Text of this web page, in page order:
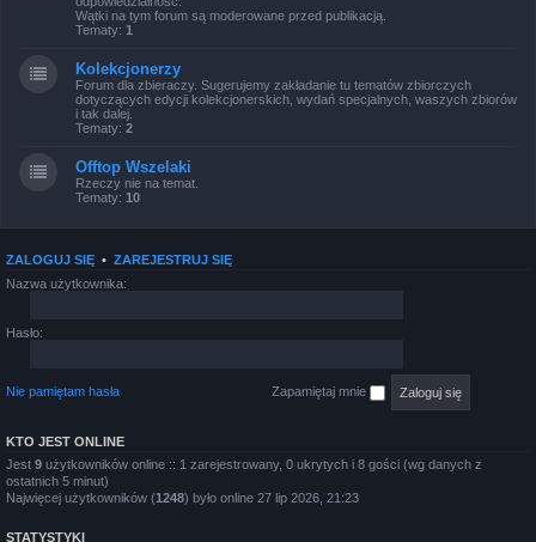
Wątki na tym forum są moderowane przed publikacją.
Tematy: 1
Kolekcjonerzy
Forum dla zbieraczy. Sugerujemy zakładanie tu tematów zbiorczych
dotyczących edycji kolekcjonerskich, wydań specjalnych, waszych zbiorów
i tak dalej.
Tematy: 2
Offtop Wszelaki
Rzeczy nie na temat.
Tematy: 10
ZALOGUJ SIĘ • ZAREJESTRUJ SIĘ
Nazwa użytkownika:
Hasło:
Nie pamiętam hasła Zapamiętaj mnie
KTO JEST ONLINE
Jest 9 użytkowników online :: 1 zarejestrowany, 0 ukrytych i 8 gości (wg danych z
ostatnich 5 minut)
Najwięcej użytkowników (1248) było online 27 lip 2026, 21:23
STATYSTYKI